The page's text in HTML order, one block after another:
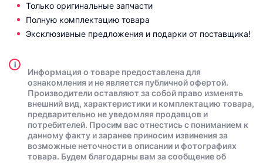
Только оригинальные запчасти
Полную комплектацию товара
Эксклюзивные предложения и подарки от поставщика!
i
Информация о товаре предоставлена для
ознакомления и не является публичной офертой.
Производители оставляют за собой право изменять
внешний вид, характеристики и комплектацию товара,
предварительно не уведомляя продавцов и
потребителей. Просим вас отнестись с пониманием к
данному факту и заранее приносим извинения за
возможные неточности в описании и фотографиях
товара. Будем благодарны вам за сообщение об